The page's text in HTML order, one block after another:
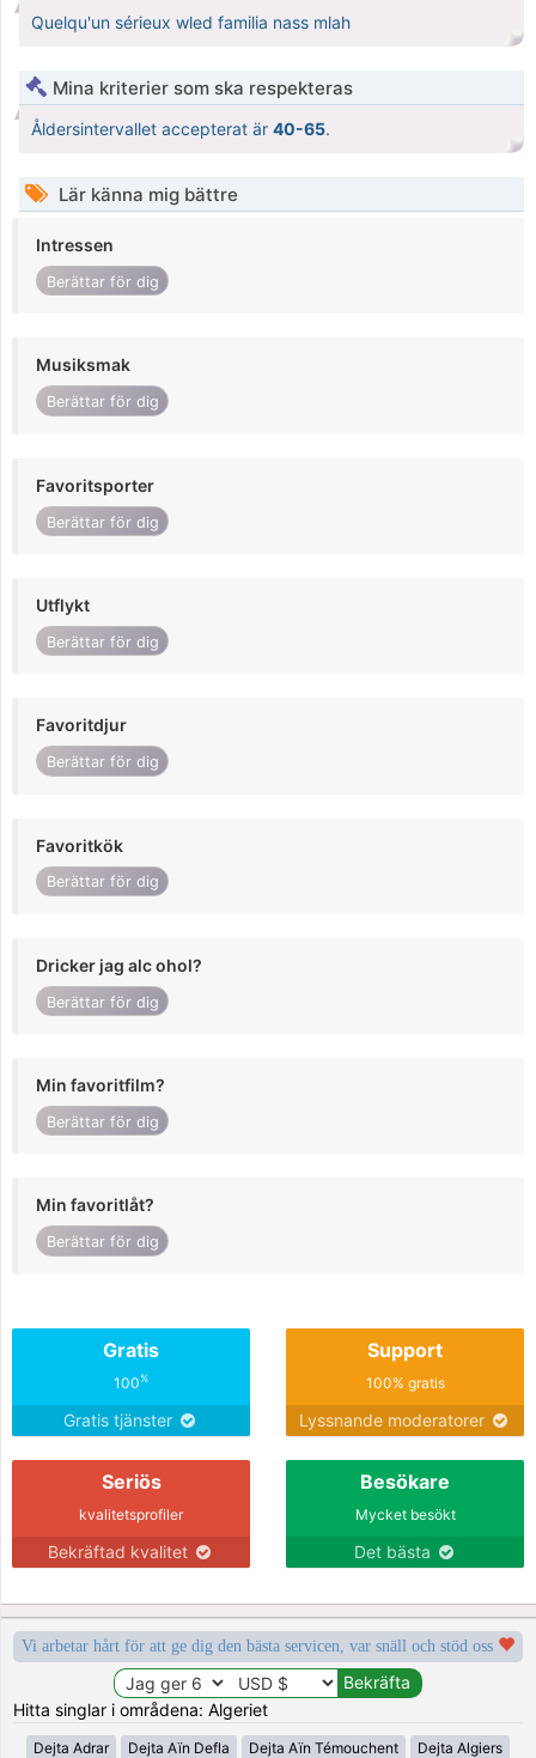
Quelqu'un sérieux wled familia nass mlah
Mina kriterier som ska respekteras
Åldersintervallet accepterat är 40-65.
Lär känna mig bättre
Intressen
Berättar för dig
Musiksmak
Berättar för dig
Favoritsporter
Berättar för dig
Utflykt
Berättar för dig
Favoritdjur
Berättar för dig
Favoritkök
Berättar för dig
Dricker jag alc ohol?
Berättar för dig
Min favoritfilm?
Berättar för dig
Min favoritlåt?
Berättar för dig
Gratis
100%
Gratis tjänster
Support
100% gratis
Lyssnande moderatorer
Seriös
kvalitetsprofiler
Bekräftad kvalitet
Besökare
Mycket besökt
Det bästa
Vi arbetar hårt för att ge dig den bästa servicen, var snäll och stöd oss
Hitta singlar i områdena: Algeriet
Dejta Adrar Dejta Aïn Defla Dejta Aïn Témouchent Dejta Algiers